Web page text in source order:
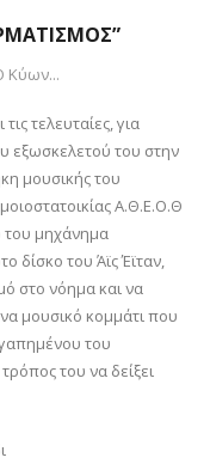
Κύων...
τελευταίες, για
εξωσκελετού του στην
μουσικής του
Α.Θ.Ε.Ο.Θ
του μηχάνημα
δίσκο του Άϊς Έϊταν,
στο νόημα και να
μουσικό κομμάτι που
του
του να δείξει